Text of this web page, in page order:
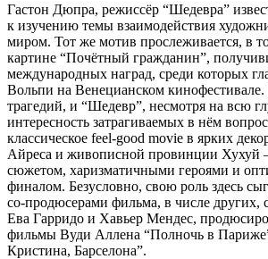
Гастон Дюпра, режиссёр “Шедевра”
к изучению темы взаимодействия
миром. Тот же мотив прослеживается, в
картине “Почётный гражданин”,
международных наград, среди которых
Вольпи на Венецианском
трагедий, и “Шедевр”, несмотря на всю
интересность затрагиваемых в нём
классическое feel-good movie в ярких
Айреса и живописной провинции
сюжетом, харизматичными героями и
финалом. Безусловно, свою роль здесь
со-продюсерами фильма, в числе других,
Ева Гарридо и Хавьер Мендес,
фильмы Вуди Аллена “Полночь в
Кристина, Барселона”.